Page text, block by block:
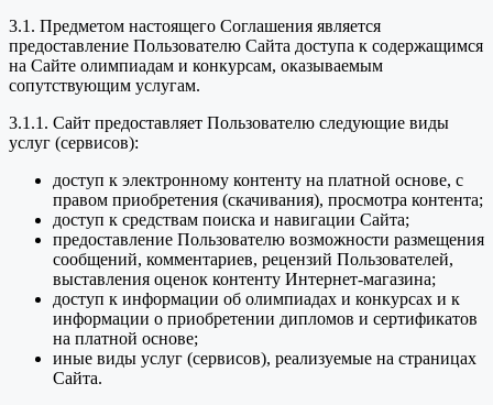
3.1. Предметом настоящего Соглашения является
предоставление Пользователю Сайта доступа к содержащимся
на Сайте олимпиадам и конкурсам, оказываемым
сопутствующим услугам.
3.1.1. Сайт предоставляет Пользователю следующие виды
услуг (сервисов):
доступ к электронному контенту на платной основе, с
правом приобретения (скачивания), просмотра контента;
доступ к средствам поиска и навигации Сайта;
предоставление Пользователю возможности размещения
сообщений, комментариев, рецензий Пользователей,
выставления оценок контенту Интернет-магазина;
доступ к информации об олимпиадах и конкурсах и к
информации о приобретении дипломов и сертификатов
на платной основе;
иные виды услуг (сервисов), реализуемые на страницах
Сайта.